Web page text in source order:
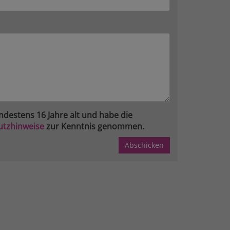
16 Jahre alt und habe die
zur Kenntnis genommen.